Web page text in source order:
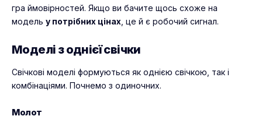
гра ймовірностей. Якщо ви бачите щось схоже на
модель у потрібних цінах , це й є робочий сигнал.
Моделі з однієї свічки
Свічкові моделі формуються як однією свічкою, так і
комбінаціями. Почнемо з одиночних.
Молот